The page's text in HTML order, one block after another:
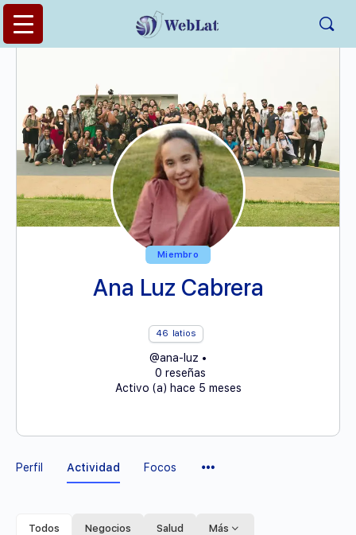
Miembro
Ana Luz Cabrera
46 latios
@ana-luz •
0 reseñas
Activo (a) hace 5 meses
Perfil Actividad Focos
Todos Negocios Salud Más